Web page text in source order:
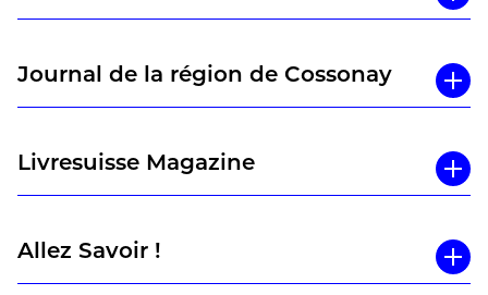
Journal de la région de Cossonay
Livresuisse Magazine
Allez Savoir !